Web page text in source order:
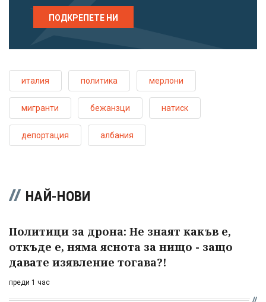
ПОДКРЕПЕТЕ НИ
италия политика мерлони
мигранти бежанзци натиск
депортация албания
НАЙ-НОВИ
Политици за дрона: Не знаят какъв е,
откъде е, няма яснота за нищо - защо
давате изявление тогава?!
преди 1 час